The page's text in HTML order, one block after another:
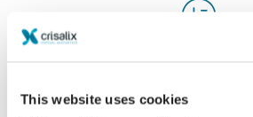
This website uses cookies
nhân đưa ra lựa chọn